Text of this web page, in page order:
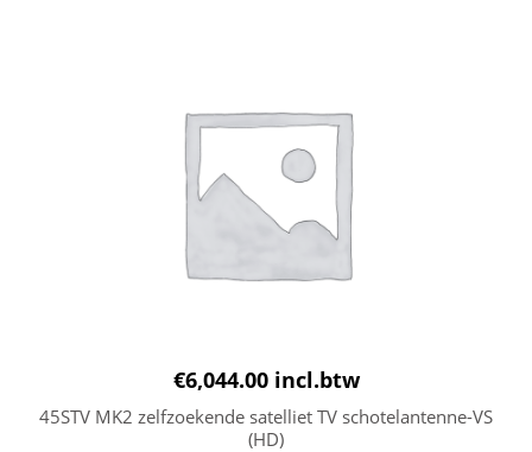
€6,044.00 incl.btw
45STV MK2 zelfzoekende satelliet TV schotelantenne-VS
(HD)